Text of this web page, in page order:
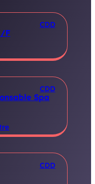
CDD
F
CDD
Spa
CDD